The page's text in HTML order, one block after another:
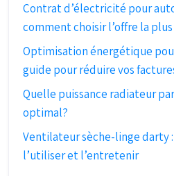
Contrat d’électricité pour
comment choisir l’offre la
Optimisation énergétique
guide pour réduire vos
Quelle puissance radiateur
optimal?
Ventilateur sèche-linge darty
l’utiliser et l’entretenir